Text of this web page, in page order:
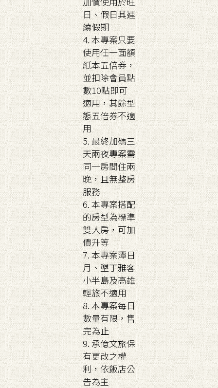
日、假日其連
續假期
4. 本專案只要
使用任一面額
紙本五倍券，
並扣除會員點
數10點即可
適用，其餘型
態五倍券不適
用
5. 最終加碼三
天兩夜專案需
同一房間住兩
晚，且無整房
服務
6. 本專案搭配
的房型為標準
雙人房，可加
價升等
7. 本專案潭日
月、墾丁雅客
小半島及高雄
輕旅不適用
8. 本專案每日
數量有限，售
完為止
9. 承億文旅保
有更改之權
利，依飯店公
告為主